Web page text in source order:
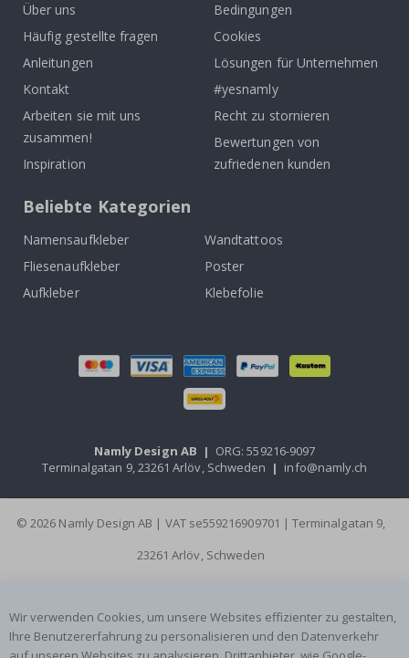
Über uns
Häufig gestellte fragen
Anleitungen
Kontakt
Arbeiten sie mit uns
zusammen!
Inspiration
Bedingungen
Cookies
Lösungen für Unternehmen
#yesnamly
Recht zu stornieren
Bewertungen von
zufriedenen kunden
Beliebte Kategorien
Namensaufkleber
Wandtattoos
Fliesenaufkleber
Poster
Aufkleber
Klebefolie
Namly Design AB | ORG: 559216-9097
Terminalgatan 9, 23261 Arlöv, Schweden | info@namly.ch
© 2026 Namly Design AB | VAT se559216909701 | Terminalgatan 9,
23261 Arlöv, Schweden
Wir verwenden Cookies, um unsere Websites effizienter zu gestalten,
Ihre Benutzererfahrung zu personalisieren und den Datenverkehr